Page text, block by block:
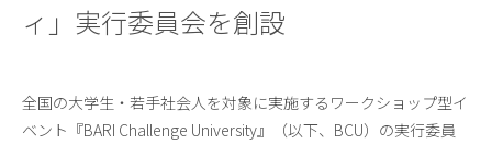
ィ」実行委員会を創設
全国の大学生・若手社会人を対象に実施するワークショップ型イ
ベント『BARI Challenge University』（以下、BCU）の実行委員